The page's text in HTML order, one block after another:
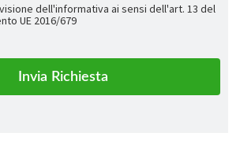
dell'informativa ai sensi dell'art. 13 del
UE 2016/679